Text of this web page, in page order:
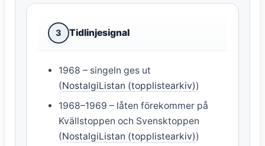
3 Tidlinjesignal
1968 – singeln ges ut
(NostalgiListan (topplistearkiv))
1968–1969 – låten förekommer på
Kvällstoppen och Svensktoppen
(NostalgiListan (topplistearkiv))